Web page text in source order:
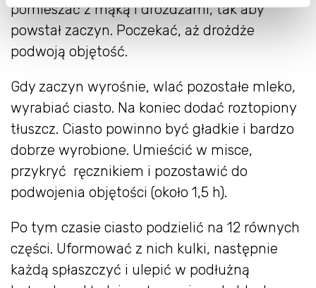
pomieszać z mąką i drożdżami, tak aby
powstał zaczyn. Poczekać, aż drożdże
podwoją objętość.
Gdy zaczyn wyrośnie, wlać pozostałe mleko,
wyrabiać ciasto. Na koniec dodać roztopiony
tłuszcz. Ciasto powinno być gładkie i bardzo
dobrze wyrobione. Umieścić w misce,
przykryć ręcznikiem i pozostawić do
podwojenia objętości (około 1,5 h).
Po tym czasie ciasto podzielić na 12 równych
części. Uformować z nich kulki, następnie
każdą spłaszczyć i ulepić w podłużną